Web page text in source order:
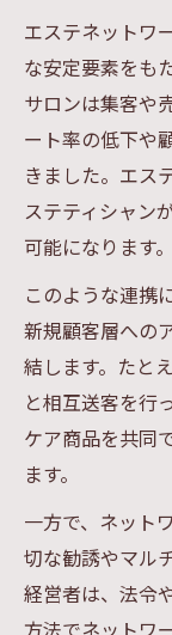
エス
エステ
の相乗
エステ
め
エステ
エステ
める工
ネットワ
エス
様化
リスク
化粧品
ネット
介
エステネットワ
な安定要素をも
サロンは集客や
ート率の低下や
きました。エス
ステティシャン
可能になります。
このような連携
新規顧客層への
結します。たと
と相互送客を行
ケア商品を共同
ます。
一方で、ネット
切な勧誘やマル
経営者は、法令
方法でネットワ